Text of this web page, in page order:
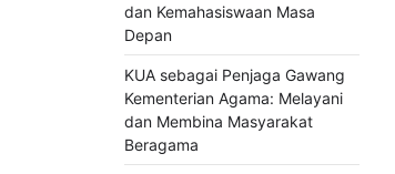
dan Kemahasiswaan Masa
Depan
KUA sebagai Penjaga Gawang
Kementerian Agama: Melayani
dan Membina Masyarakat
Beragama